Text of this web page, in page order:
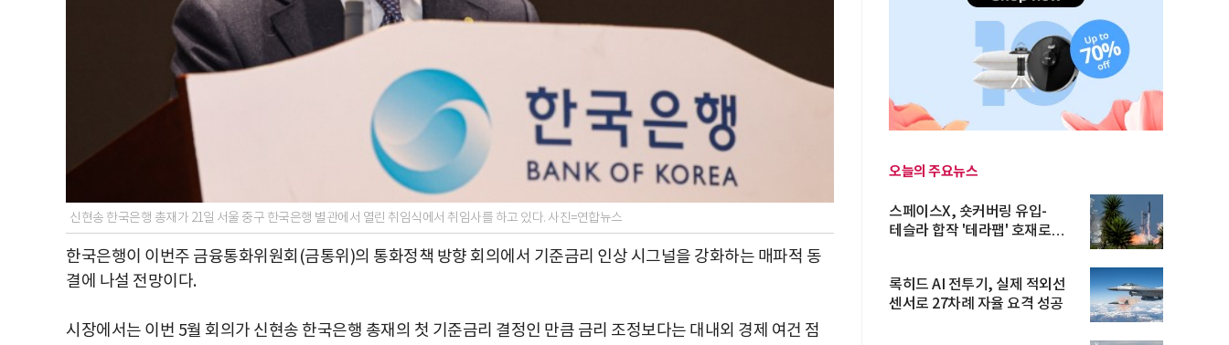
신현송 한국은행 총재가 21일 서울 중구 한국은행 별관에서 열린 취임식에서 취임사를 하고 있다. 사진=연합뉴스
한국은행이 이번주 금융통화위원회(금통위)의 통화정책 방향 회의에서 기준금리 인상 시그널을 강화하는 매파적 동
결에 나설 전망이다.
시장에서는 이번 5월 회의가 신현송 한국은행 총재의 첫 기준금리 결정인 만큼 금리 조정보다는 대내외 경제 여건 점
오늘의 주요뉴스
스페이스X, 숏커버링 유입-
테슬라 합작 '테라팹' 호재로
록히드 AI 전투기, 실제 적외선
센서로 27차례 자율 요격 성공